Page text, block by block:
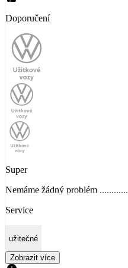
Doporučení
Super
Nemáme žádný problém ............
Service
užitečné
Zobrazit více